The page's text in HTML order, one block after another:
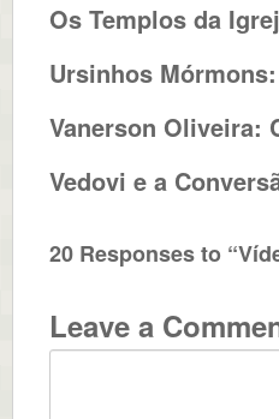
Os Templos da
Ursinhos
Vanerson Oliveira:
Vedovi e a
20 Responses to
Leave a